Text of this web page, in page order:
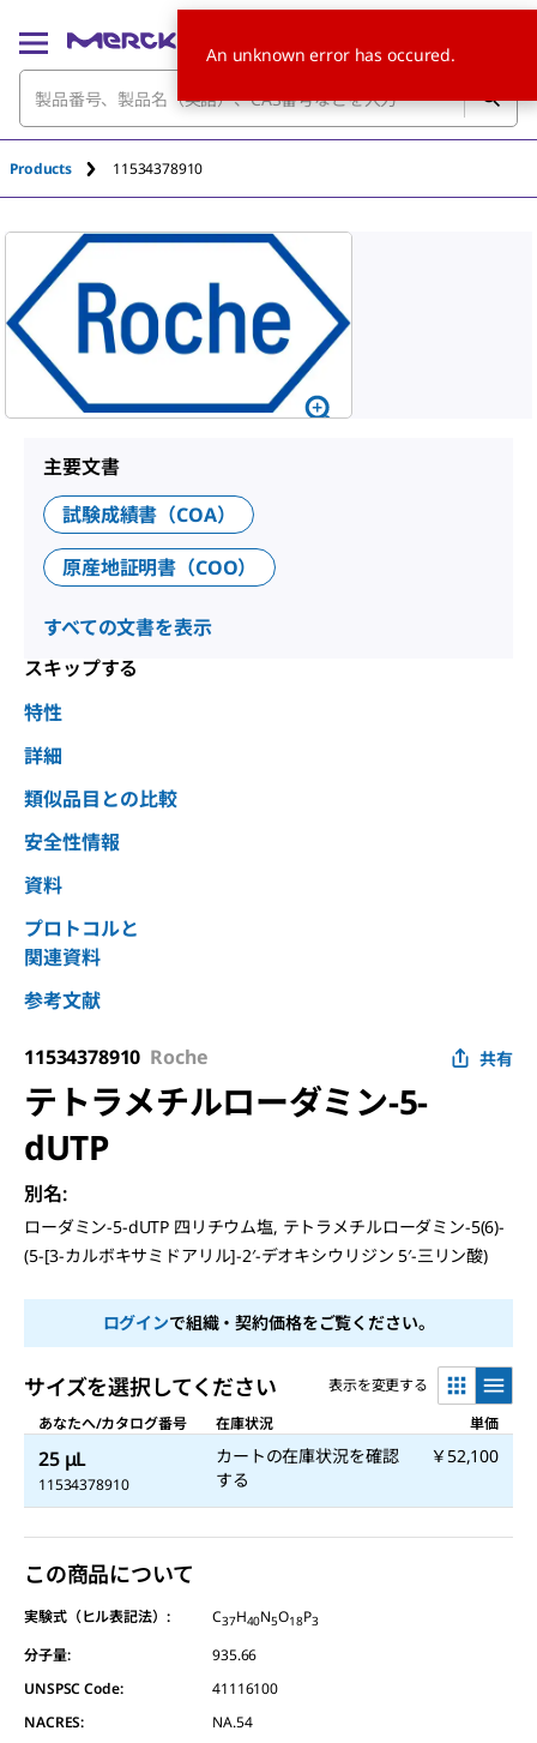
Products 11534378910
主要文書
試験成績書（COA）
原産地証明書（COO）
すべての文書を表示
スキップする
特性
詳細
類似品目との比較
安全性情報
資料
プロトコルと
関連資料
参考文献
11534378910 Roche 共有
テトラメチルローダミン-5-
dUTP
別名:
ローダミン-5-dUTP 四リチウム塩, テトラメチルローダミン-5(6)-
(5-[3-カルボキサミドアリル]-2′-デオキシウリジン 5′-三リン酸)
ログインで組織・契約価格をご覧ください。
サイズを選択してください
表示を変更する
あなたへ/カタログ番号
在庫状況 単価
25 μL
11534378910
カートの在庫状況を確認
する
￥52,100
この商品について
実験式（ヒル表記法）: C37H40N5O18P3
分子量:
935.66
UNSPSC Code:
41116100
NACRES:
NA.54
An unknown error has occured.